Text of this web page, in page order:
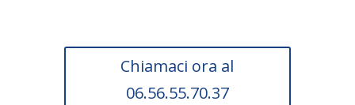
Chiamaci ora al
06.56.55.70.37